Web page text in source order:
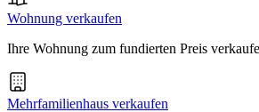
Wohnung verkaufen
Ihre Wohnung zum fundierten Preis
Mehrfamilienhaus verkaufen